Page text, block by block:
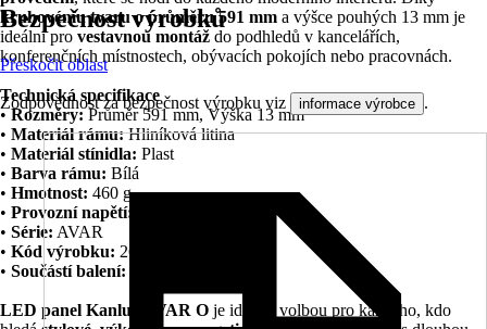
kruhovému tvaru o průměru 591 mm a výšce pouhých 13 mm je
ideální pro vestavnou montáž do podhledů v kancelářích,
konferenčních místnostech, obývacích pokojích nebo pracovnách.
Technická specifikace
•Rozměry:Průměr 591 mm, Výška 13 mm
• Materiál rámu:Hliníková litina
• Materiál stínidla: Plast
• Barva rámu: Bílá
• Hmotnost: 460 g
• Provozní napětí:
• Série: AVAR
• Kód výrobku: 2678
• Součástí balení:
LED panel Kanlux AVAR O je ideální volbou pro každého, kdo
Bezpečnost výrobků
Přeskočit oblast
Zodpovědnost za bezpečnost výrobku viz informace výrobce .